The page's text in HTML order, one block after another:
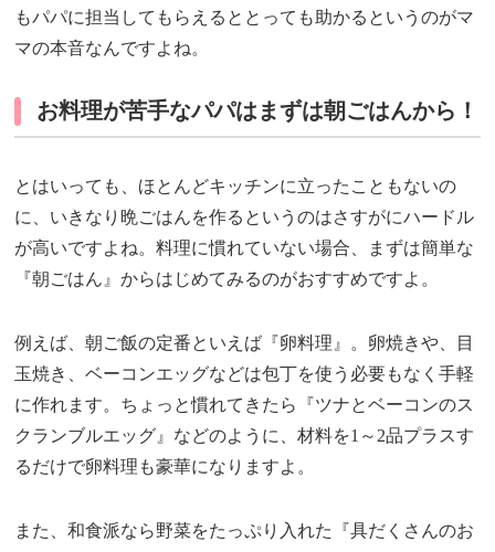
もパパに担当してもらえるととっても助かるというのがマ
マの本音なんですよね。
お料理が苦手なパパはまずは朝ごはんから！
とはいっても、ほとんどキッチンに立ったこともないの
に、いきなり晩ごはんを作るというのはさすがにハードル
が高いですよね。料理に慣れていない場合、まずは簡単な
『朝ごはん』からはじめてみるのがおすすめですよ。
例えば、朝ご飯の定番といえば『卵料理』。卵焼きや、目
玉焼き、ベーコンエッグなどは包丁を使う必要もなく手軽
に作れます。ちょっと慣れてきたら『ツナとベーコンのス
クランブルエッグ』などのように、材料を1～2品プラスす
るだけで卵料理も豪華になりますよ。
また、和食派なら野菜をたっぷり入れた『具だくさんのお